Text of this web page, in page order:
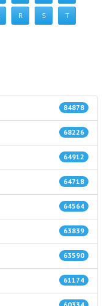
R S T
84878
68226
64912
64718
64564
63839
63590
61174